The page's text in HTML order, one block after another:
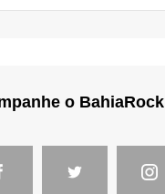
o BahiaRock